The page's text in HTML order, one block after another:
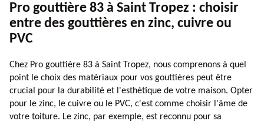
Pro gouttière 83 à Saint Tropez : choisir
entre des gouttières en zinc, cuivre ou
PVC
Chez Pro gouttière 83 à Saint Tropez, nous comprenons à quel
point le choix des matériaux pour vos gouttières peut être
crucial pour la durabilité et l'esthétique de votre maison. Opter
pour le zinc, le cuivre ou le PVC, c'est comme choisir l'âme de
votre toiture. Le zinc, par exemple, est reconnu pour sa